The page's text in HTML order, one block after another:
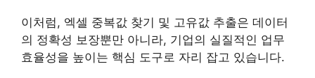
이처럼, 엑셀 중복값 찾기 및 고유값 추출은 데이터
의 정확성 보장뿐만 아니라, 기업의 실질적인 업무
효율성을 높이는 핵심 도구로 자리 잡고 있습니다.